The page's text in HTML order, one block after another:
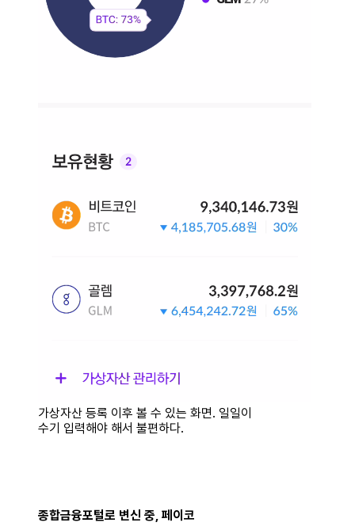
가상자산 등록 이후 볼 수 있는 화면. 일일이
수기 입력해야 해서 불편하다.
종합금융포털로 변신 중, 페이코